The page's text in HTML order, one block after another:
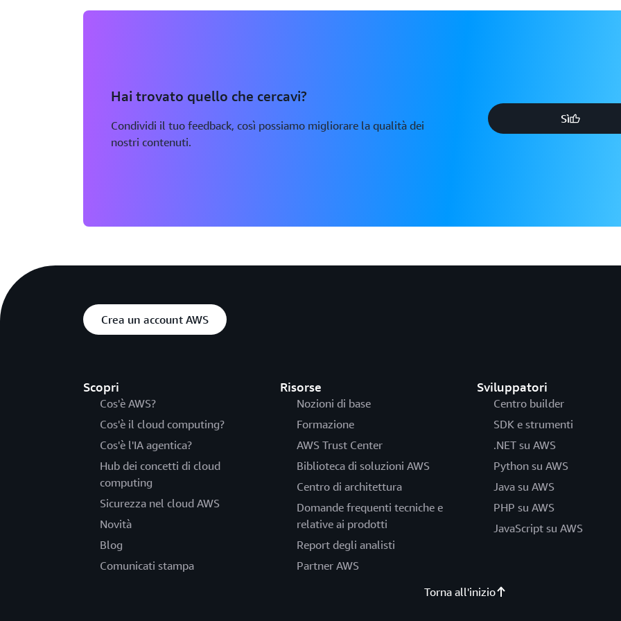
Hai trovato quello che cercavi?
Condividi il tuo feedback, così possiamo migliorare la qualità dei
nostri contenuti.
Sì
Crea un account AWS
Scopri
Cos'è AWS?
Cos'è il cloud computing?
Cos'è l'IA agentica?
Hub dei concetti di cloud
computing
Sicurezza nel cloud AWS
Novità
Blog
Comunicati stampa
Risorse
Nozioni di base
Formazione
AWS Trust Center
Biblioteca di soluzioni AWS
Centro di architettura
Domande frequenti tecniche e
relative ai prodotti
Report degli analisti
Partner AWS
Sviluppatori
Centro builder
SDK e strumenti
.NET su AWS
Python su AWS
Java su AWS
PHP su AWS
JavaScript su AWS
Torna all'inizio